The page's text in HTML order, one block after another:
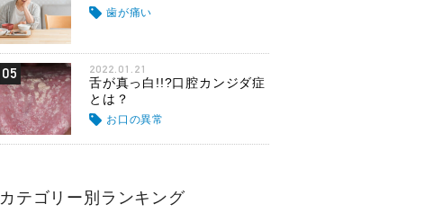
歯が痛い
05 2022.01.21
舌が真っ白!!?口腔カンジダ症
とは？
お口の異常
カテゴリー別ランキング